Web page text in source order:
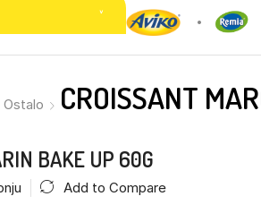
˅
Ostalo CROISSANT
BAKE UP 60G
Add to Compare